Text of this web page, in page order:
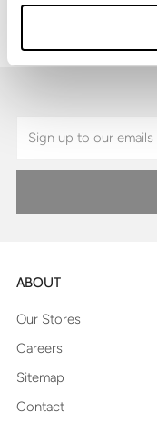
ABOUT
Our Stores
Careers
Sitemap
Contact